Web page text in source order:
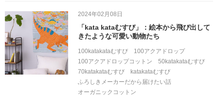
2024年02月08日
「kata kataむすび」：絵本から飛び出して
きたような可愛い動物たち
100katakataむすび
100アクアドロップ
100アクアドロップコットン
50katakataむすび
70katakataむすび
katakataむすび
ふろしきメーカーだから届けたい話
オーガニックコットン